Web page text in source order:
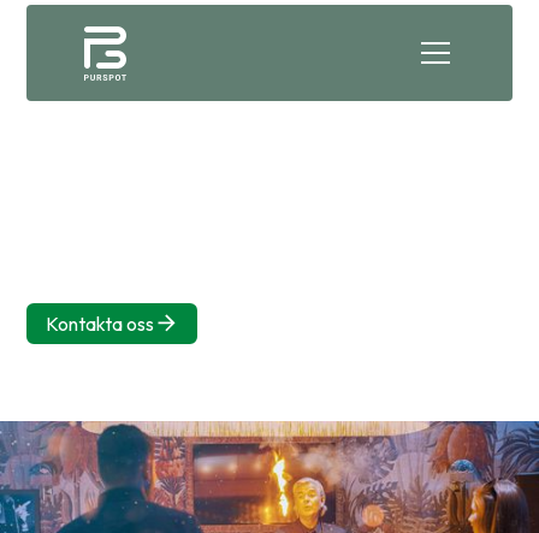
Kunder
Kontakta oss
Några av våra nöjda kunder
runt om i Sverige